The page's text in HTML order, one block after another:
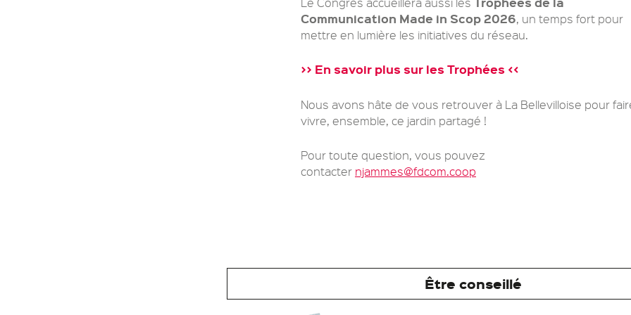
Communication Made in Scop 2026, un temps fort pour
mettre en lumière les initiatives du réseau.
>> En savoir plus sur les Trophées <<
Nous avons hâte de vous retrouver à La Bellevilloise pour
vivre, ensemble, ce jardin partagé !
Pour toute question, vous pouvez
contacter njammes@fdcom.coop
Être conseillé